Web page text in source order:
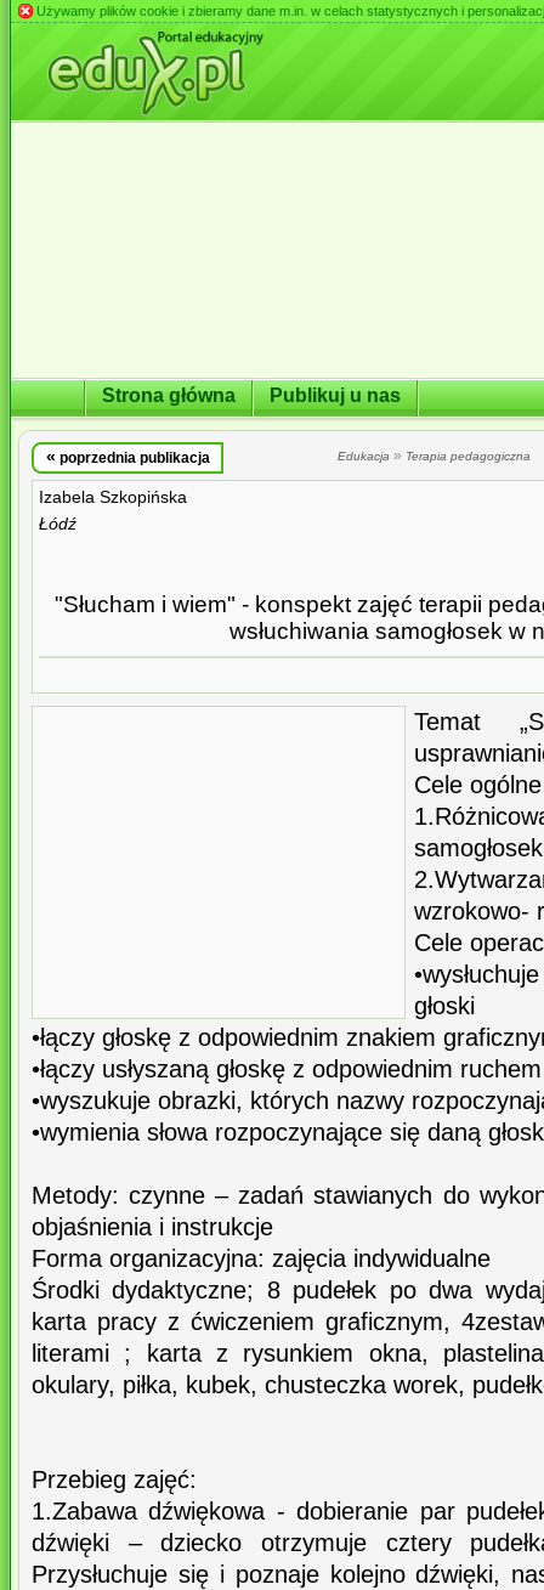
Używamy plików cookie i zbieramy dane m.in. w celach statystycznych i
Strona główna Publikuj u nas
« poprzednia publikacja Edukacja » Terapia pedagogiczna
Izabela Szkopińska
Łódź
"Słucham i wiem" - konspekt zajęć terapii
wsłuchiwania samogłosek w
Temat
Cele
wzrokowo-
Cele
głoski
•łączy głoskę z odpowiednim znakiem
•łączy usłyszaną głoskę z odpowiednim ruchem
•wyszukuje obrazki, których nazwy
•wymienia słowa rozpoczynające się daną
Metody: czynne – zadań stawianych do
objaśnienia i instrukcje
Forma organizacyjna: zajęcia indywidualne
Środki dydaktyczne; 8 pudełek po dwa
karta pracy z ćwiczeniem graficznym,
literami ; karta z rysunkiem okna,
okulary, piłka, kubek, chusteczka worek,
Przebieg zajęć:
1.Zabawa dźwiękowa - dobieranie par
dźwięki – dziecko otrzymuje cztery
Przysłuchuje się i poznaje kolejno dźwięki,